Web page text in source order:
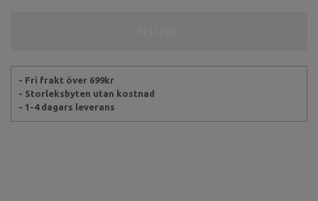
- Fri frakt över 699kr
- Storleksbyten utan kostnad
- 1-4 dagars leverans